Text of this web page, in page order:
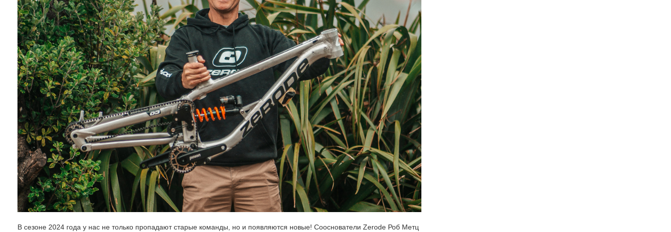
В сезоне 2024 года у нас не только пропадают старые команды, но и появляются новые! Сооснователи Zerode Роб Метц